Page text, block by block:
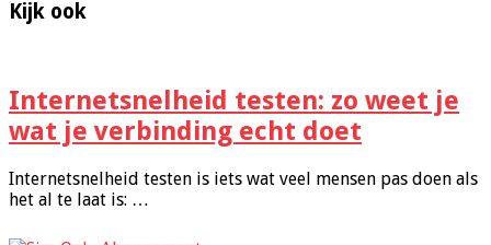
Kijk ook
Internetsnelheid testen: zo weet je
wat je verbinding echt doet
Internetsnelheid testen is iets wat veel mensen pas doen als
het al te laat is: …